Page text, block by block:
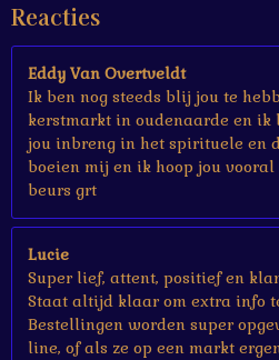
r
r
Reacties
Eddy Van Overtveldt
Ik ben nog steeds blij jou te
kerstmarkt in oudenaarde en
jou inbreng in het spirituele en
boeien mij en ik hoop jou vooral
beurs grt
Lucie
Super lief, attent, positief en
Staat altijd klaar om extra info
Bestellingen worden super
line, of als ze op een markt